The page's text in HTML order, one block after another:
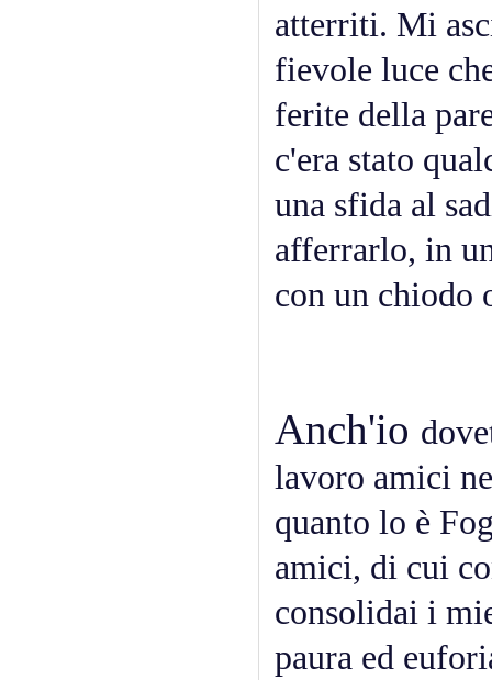
atterriti. Mi
fievole luce
ferite della
c'era stato
una sfida al
afferrarlo, in
con un chiodo
Anch'io
lavoro amici
quanto lo è
amici, di cui
consolidai i
paura ed